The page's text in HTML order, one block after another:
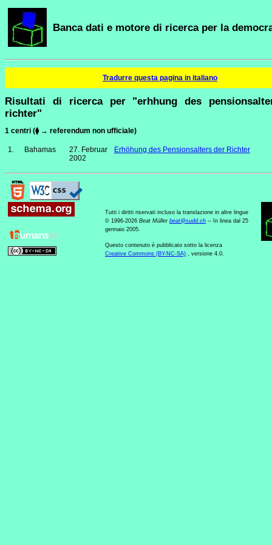
Banca dati e motore di ricerca per la
Tradurre questa pagina in italiano
Risultati di ricerca per "erhhung des
richter"
1 centri (⧫ → referendum non ufficiale)
1. Bahamas
27. Februar
2002
Erhöhung des Pensionsalters der Richter
Tutti i diritti riservati incluso la translazione in altre lingue
© 1996-2026 Beat Müller beat@sudd.ch -- In linea dal 25
gennaio 2005.
Questo contenuto è pubblicato sotto la licenza
Creative Commons (BY-NC-SA) , versione 4.0.